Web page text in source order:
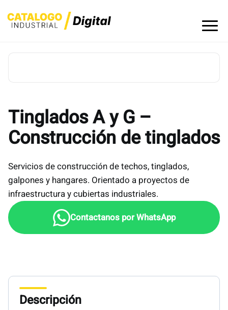
to
Tinglados A y G –
Construcción de tinglados
Servicios de construcción de techos, tinglados,
galpones y hangares. Orientado a proyectos de
infraestructura y cubiertas industriales.
Descripción